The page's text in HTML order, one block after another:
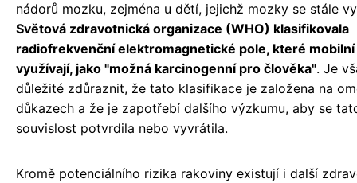
nádorů mozku, zejména u dětí, jejichž mozky se stále
Světová zdravotnická organizace (WHO) klasifikovala
radiofrekvenční elektromagnetické pole, které
využívají, jako "možná karcinogenní pro člověka". Je
důležité zdůraznit, že tato klasifikace je založena na
důkazech a že je zapotřebí dalšího výzkumu, aby se
souvislost potvrdila nebo vyvrátila.
Kromě potenciálního rizika rakoviny existují i další